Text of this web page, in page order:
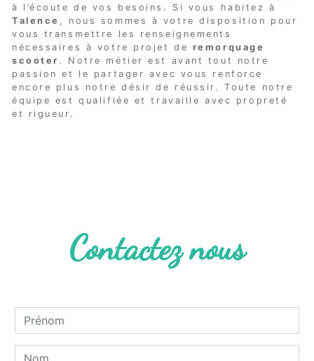
à l’écoute de vos besoins. Si vous habitez à
Talence , nous sommes à votre disposition pour
vous transmettre les renseignements
nécessaires à votre projet de remorquage
scooter . Notre métier est avant tout notre
passion et le partager avec vous renforce
encore plus notre désir de réussir. Toute notre
équipe est qualifiée et travaille avec propreté
et rigueur.
Contactez nous